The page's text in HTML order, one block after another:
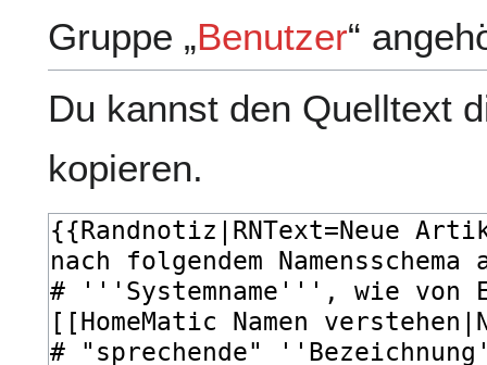
Gruppe „Benutzer“
Du kannst den Quelltext
kopieren.